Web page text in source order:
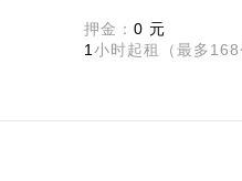
押金： 0 元
1 小时起租（最多168